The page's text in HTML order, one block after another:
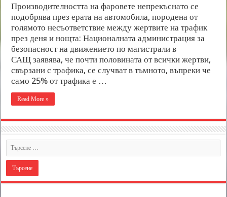
Производителността на фаровете непрекъснато се
подобрява през ерата на автомобила, породена от
голямото несъответствие между жертвите на трафик
през деня и нощта: Националната администрация за
безопасност на движението по магистрали в
САЩ заявява, че почти половината от всички жертви,
свързани с трафика, се случват в тъмното, въпреки че
само 25% от трафика е …
Read More »